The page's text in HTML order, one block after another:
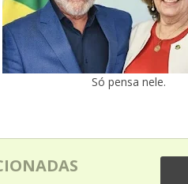
Só pensa nele.